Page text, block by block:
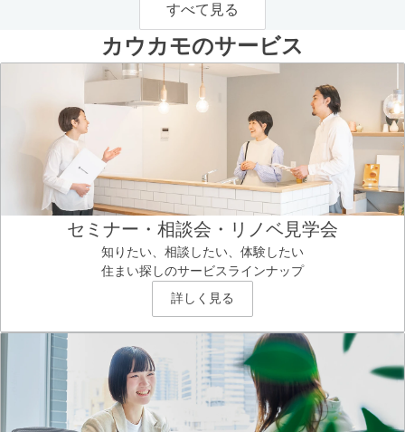
すべて見る
カウカモのサービス
セミナー・相談会・リノベ見学会
知りたい、相談したい、体験したい
住まい探しのサービスラインナップ
詳しく見る